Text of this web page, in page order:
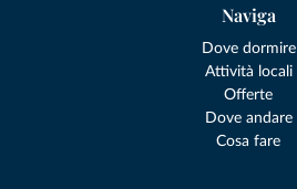
Naviga
Dove dormire
Attività locali
Offerte
Dove andare
Cosa fare